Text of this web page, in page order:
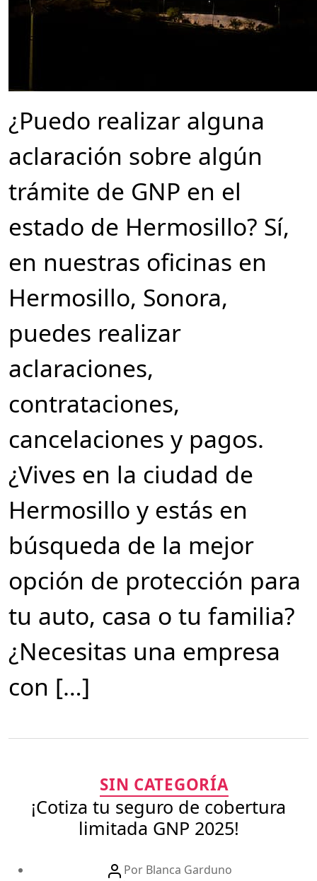
¿Puedo realizar alguna
aclaración sobre algún
trámite de GNP en el
estado de Hermosillo? Sí,
en nuestras oficinas en
Hermosillo, Sonora,
puedes realizar
aclaraciones,
contrataciones,
cancelaciones y pagos.
¿Vives en la ciudad de
Hermosillo y estás en
búsqueda de la mejor
opción de protección para
tu auto, casa o tu familia?
¿Necesitas una empresa
con […]
Categorías
SIN CATEGORÍA
¡Cotiza tu seguro de cobertura
limitada GNP 2025!
Autor
Por Blanca Garduno